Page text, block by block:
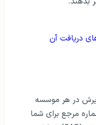
دریافت آن
در هر موسسه
مرجع برای شما